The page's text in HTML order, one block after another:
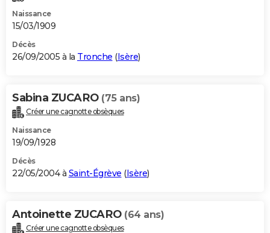
Naissance
15/03/1909
Décès
26/09/2005 à la Tronche (Isère)
Sabina ZUCARO (75 ans)
Créer une cagnotte obsèques
Naissance
19/09/1928
Décès
22/05/2004 à Saint-Égrève (Isère)
Antoinette ZUCARO (64 ans)
Créer une cagnotte obsèques